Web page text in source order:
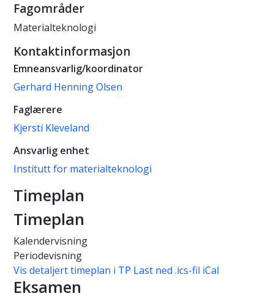
Fagområder
Materialteknologi
Kontaktinformasjon
Emneansvarlig/koordinator
Gerhard Henning Olsen
Faglærere
Kjersti Kleveland
Ansvarlig enhet
Institutt for materialteknologi
Timeplan
Timeplan
Kalendervisning
Periodevisning
Vis detaljert timeplan i TP Last ned .ics-fil iCal
Eksamen